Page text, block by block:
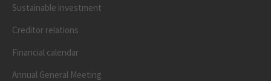
Sustainable investment
Creditor relations
Financial calendar
Annual General Meeting